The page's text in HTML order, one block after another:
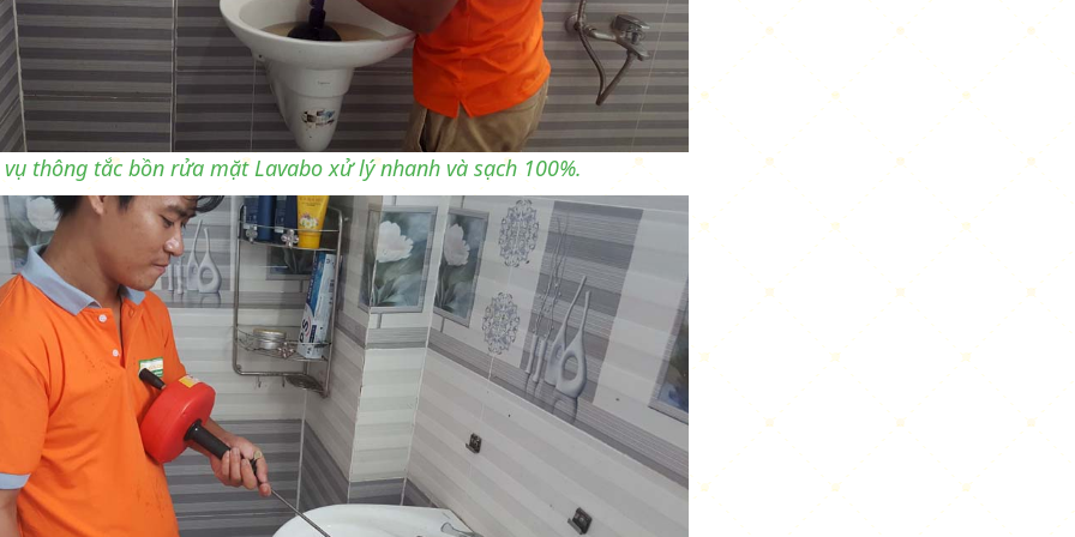
thông tắc bồn rửa mặt Lavabo xử lý nhanh và sạch 100%.